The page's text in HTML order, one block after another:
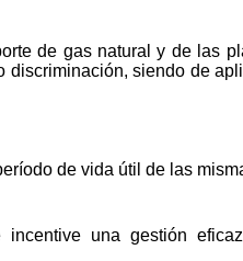
de gas natural y de las
discriminación, siendo de
de vida útil de las
incentive una gestión